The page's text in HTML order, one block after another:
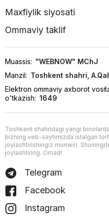
Maxfiylik siyosati
Ommaviy taklif
Muassis: "WEBNOW" MChJ
Manzil: Toshkent shahri,
Elektron ommaviy axborot
o'tkazish: 1649
Toshkent shahridagi yangi
bizning veb-saytimizda istalgan
joylashtirishingiz mumkin.
joylashtiring. Omad!
Telegram
Facebook
Instagram